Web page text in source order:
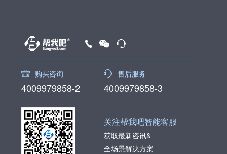
购买咨询
4009979858-2
售后服务
4009979858-3
关注帮我吧智能客服
获取最新咨讯&
全场景解决方案